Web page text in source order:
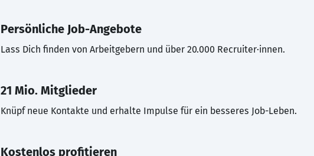
Persönliche Job-Angebote
Lass Dich finden von Arbeitgebern und über 20.000 Recruiter·innen.
21 Mio. Mitglieder
Knüpf neue Kontakte und erhalte Impulse für ein besseres Job-Leben.
Kostenlos profitieren